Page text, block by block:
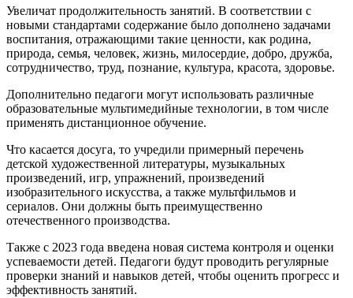
Увеличат продолжительность занятий. В соответствии с
новыми стандартами содержание было дополнено задачами
воспитания, отражающими такие ценности, как родина,
природа, семья, человек, жизнь, милосердие, добро, дружба,
сотрудничество, труд, познание, культура, красота, здоровье.
Дополнительно педагоги могут использовать различные
образовательные мультимедийные технологии, в том числе
применять дистанционное обучение.
Что касается досуга, то учредили примерный перечень
детской художественной литературы, музыкальных
произведений, игр, упражнений, произведений
изобразительного искусства, а также мультфильмов и
сериалов. Они должны быть преимущественно
отечественного производства.
Также с 2023 года введена новая система контроля и оценки
успеваемости детей. Педагоги будут проводить регулярные
проверки знаний и навыков детей, чтобы оценить прогресс и
эффективность занятий.